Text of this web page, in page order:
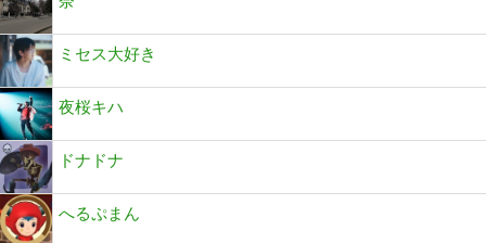
ミセス大好き
夜桜キハ
ドナドナ
へるぷまん